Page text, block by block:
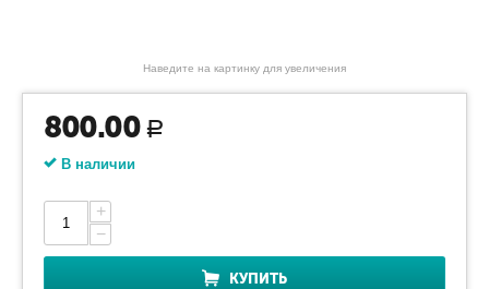
Наведите на картинку для увеличения
800.00 Р
В наличии
+
−
КУПИТЬ